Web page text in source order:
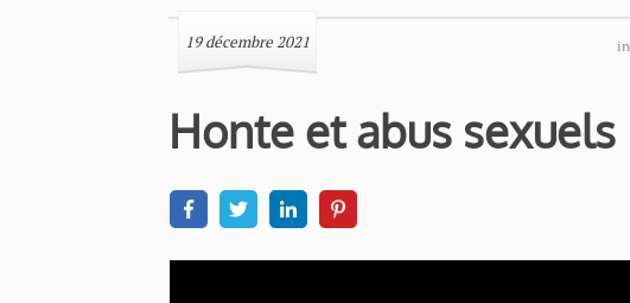
19 décembre 2021 in
Honte et abus sexuels